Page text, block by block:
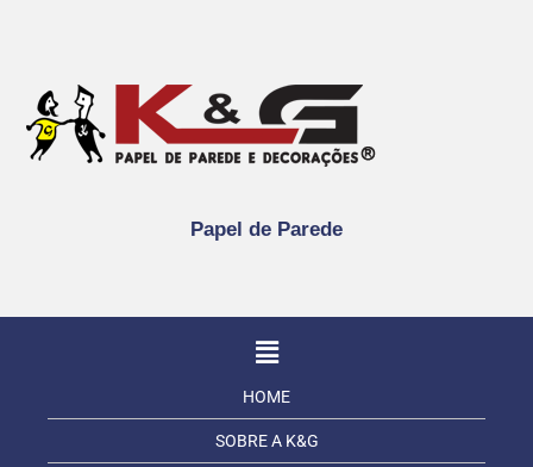
Papel de Parede
HOME
SOBRE A K&G